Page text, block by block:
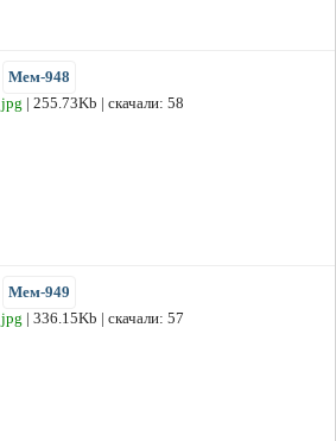
Мем-948
jpg | 255.73Kb | скачали: 58
Мем-949
jpg | 336.15Kb | скачали: 57